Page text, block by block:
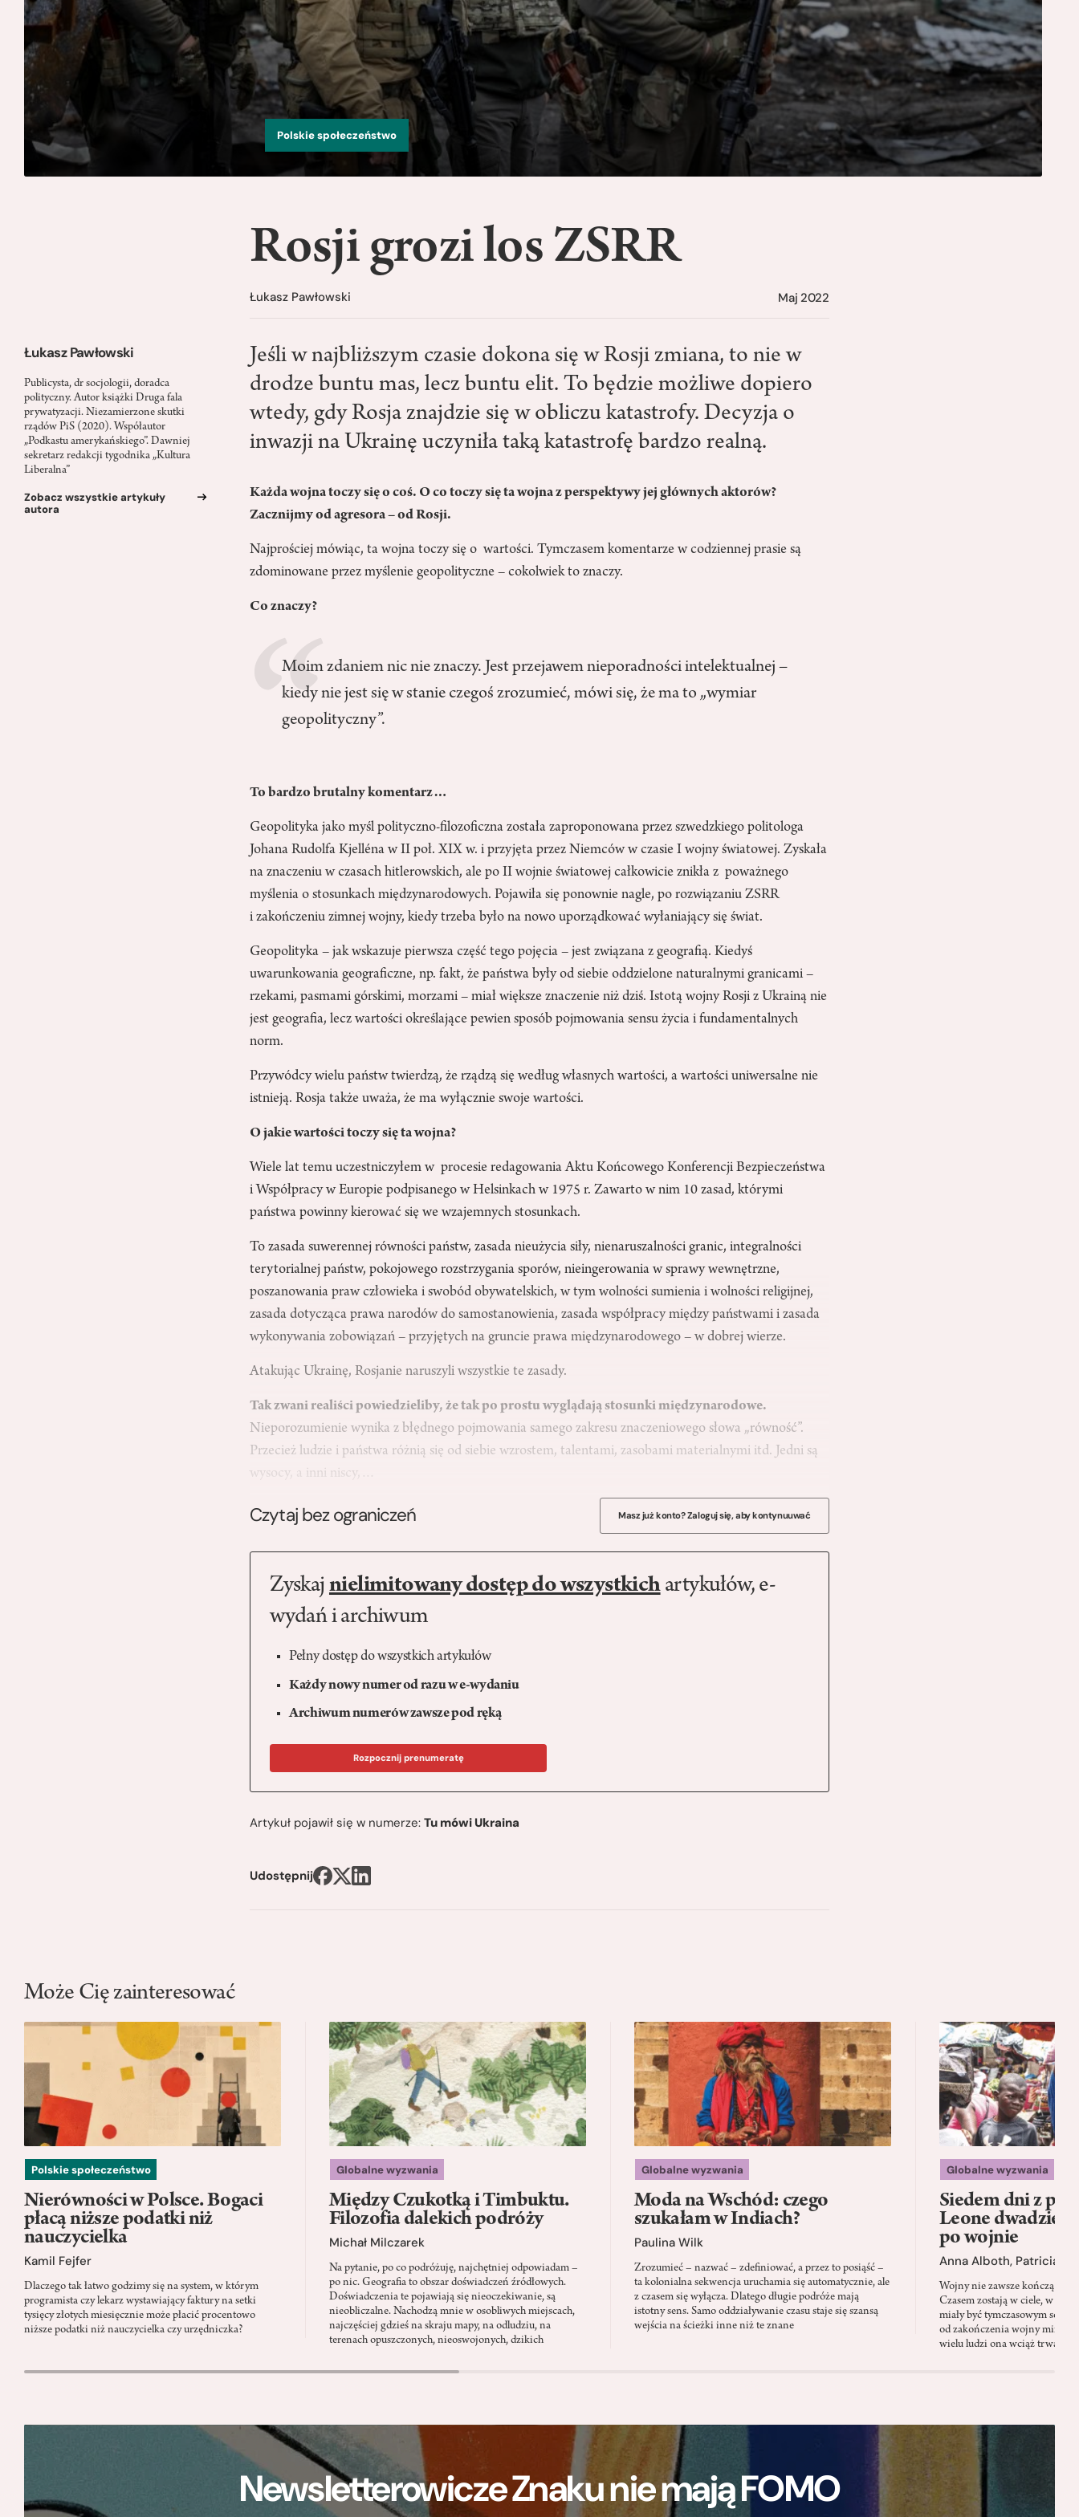
Polskie społeczeństwo
Łukasz Pawłowski
Publicysta, dr socjologii, doradca
polityczny. Autor książki Druga fala
prywatyzacji. Niezamierzone skutki
rządów PiS (2020). Współautor
„Podkastu amerykańskiego”. Dawniej
sekretarz redakcji tygodnika „Kultura
Liberalna”
Zobacz wszystkie artykuły
autora
Rosji grozi los ZSRR
Łukasz Pawłowski Maj 2022
Jeśli w najbliższym czasie dokona się w Rosji zmiana, to nie w
drodze buntu mas, lecz buntu elit. To będzie możliwe dopiero
wtedy, gdy Rosja znajdzie się w obliczu katastrofy. Decyzja o
inwazji na Ukrainę uczyniła taką katastrofę bardzo realną.
Każda wojna toczy się o coś. O co toczy się ta wojna z perspektywy jej głównych aktorów?
Zacznijmy od agresora – od Rosji.
Najprościej mówiąc, ta wojna toczy się o wartości. Tymczasem komentarze w codziennej prasie są
zdominowane przez myślenie geopolityczne – cokolwiek to znaczy.
Co znaczy?
Moim zdaniem nic nie znaczy. Jest przejawem nieporadności intelektualnej –
kiedy nie jest się w stanie czegoś zrozumieć, mówi się, że ma to „wymiar
geopolityczny”.
To bardzo brutalny komentarz…
Geopolityka jako myśl polityczno-filozoficzna została zaproponowana przez szwedzkiego politologa
Johana Rudolfa Kjelléna w II poł. XIX w. i przyjęta przez Niemców w czasie I wojny światowej. Zyskała
na znaczeniu w czasach hitlerowskich, ale po II wojnie światowej całkowicie znikła z poważnego
myślenia o stosunkach międzynarodowych. Pojawiła się ponownie nagle, po rozwiązaniu ZSRR
i zakończeniu zimnej wojny, kiedy trzeba było na nowo uporządkować wyłaniający się świat.
Geopolityka – jak wskazuje pierwsza część tego pojęcia – jest związana z geografią. Kiedyś
uwarunkowania geograficzne, np. fakt, że państwa były od siebie oddzielone naturalnymi granicami –
rzekami, pasmami górskimi, morzami – miał większe znaczenie niż dziś. Istotą wojny Rosji z Ukrainą nie
jest geografia, lecz wartości określające pewien sposób pojmowania sensu życia i fundamentalnych
norm.
Przywódcy wielu państw twierdzą, że rządzą się według własnych wartości, a wartości uniwersalne nie
istnieją. Rosja także uważa, że ma wyłącznie swoje wartości.
O jakie wartości toczy się ta wojna?
Wiele lat temu uczestniczyłem w procesie redagowania Aktu Końcowego Konferencji Bezpieczeństwa
i Współpracy w Europie podpisanego w Helsinkach w 1975 r. Zawarto w nim 10 zasad, którymi
państwa powinny kierować się we wzajemnych stosunkach.
To zasada suwerennej równości państw, zasada nieużycia siły, nienaruszalności granic, integralności
terytorialnej państw, pokojowego rozstrzygania sporów, nieingerowania w sprawy wewnętrzne,
poszanowania praw człowieka i swobód obywatelskich, w tym wolności sumienia i wolności religijnej,
zasada dotycząca prawa narodów do samostanowienia, zasada współpracy między państwami i zasada
wykonywania zobowiązań – przyjętych na gruncie prawa międzynarodowego – w dobrej wierze.
Atakując Ukrainę, Rosjanie naruszyli wszystkie te zasady.
Tak zwani realiści powiedzieliby, że tak po prostu wyglądają stosunki międzynarodowe.
Nieporozumienie wynika z błędnego pojmowania samego zakresu znaczeniowego słowa „równość”.
Przecież ludzie i państwa różnią się od siebie wzrostem, talentami, zasobami materialnymi itd. Jedni są
wysocy, a inni niscy,…
Czytaj bez ograniczeń Masz już konto? Zaloguj się, aby kontynuuwać
Zyskaj nielimitowany dostęp do wszystkichartykułów, e-
wydań i archiwum
Pełny dostęp do wszystkich artykułów
Każdy nowy numer od razu w e-wydaniu
Archiwum numerów zawsze pod ręką
Rozpocznij prenumeratę
Artykuł pojawił się w numerze:Tu mówi Ukraina
Udostępnij
Może Cię zainteresować
Polskie społeczeństwo
Nierówności w Polsce. Bogaci
płacą niższe podatki niż
nauczycielka
Kamil Fejfer
Dlaczego tak łatwo godzimy się na system, w którym
programista czy lekarz wystawiający faktury na setki
tysięcy złotych miesięcznie może płacić procentowo
niższe podatki niż nauczycielka czy urzędniczka?
Globalne wyzwania
Między Czukotką i Timbuktu.
Filozofia dalekich podróży
Michał Milczarek
Na pytanie, po co podróżuję, najchętniej odpowiadam –
po nic. Geografia to obszar doświadczeń źródłowych.
Doświadczenia te pojawiają się nieoczekiwanie, są
nieobliczalne. Nachodzą mnie w osobliwych miejscach,
najczęściej gdzieś na skraju mapy, na odludziu, na
terenach opuszczonych, nieoswojonych, dzikich
Globalne wyzwania
Moda na Wschód: czego
szukałam w Indiach?
Paulina Wilk
Zrozumieć – nazwać – zdefiniować, a przez to posiąść –
ta kolonialna sekwencja uruchamia się automatycznie, ale
z czasem się wyłącza. Dlatego długie podróże mają
istotny sens. Samo oddziaływanie czasu staje się szansą
wejścia na ścieżki inne niż te znane
Globalne wyzwania
Siedem dni z
Leone
po wojnie
Anna Alboth, Patricia
Wojny nie zawsze kończą się
Czasem zostają w ciele, w
miały być tymczasowym
od zakończenia wojny minęły
wielu ludzi ona wciąż trwa
Newsletterowicze Znaku nie mają FOMO